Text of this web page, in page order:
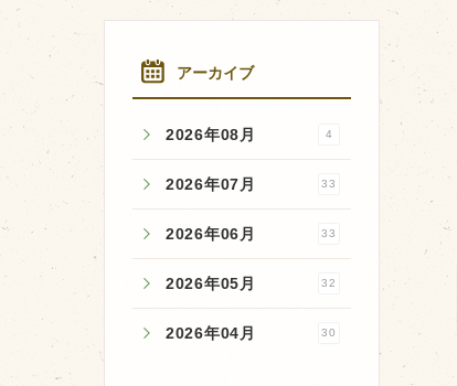
アーカイブ
2026年08月 4
2026年07月 33
2026年06月 33
2026年05月 32
2026年04月 30